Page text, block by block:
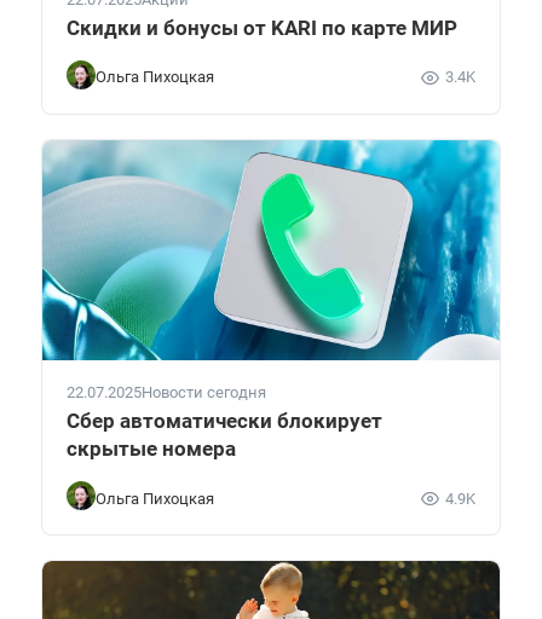
Скидки и бонусы от KARI по карте МИР
Ольга Пихоцкая 3.4K
22.07.2025Новости сегодня
Сбер автоматически блокирует
скрытые номера
Ольга Пихоцкая 4.9K